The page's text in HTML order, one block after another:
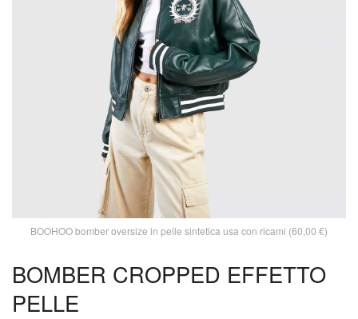
BOOHOO bomber oversize in pelle sintetica usa con ricami (60,00 €)
BOMBER CROPPED EFFETTO
PELLE